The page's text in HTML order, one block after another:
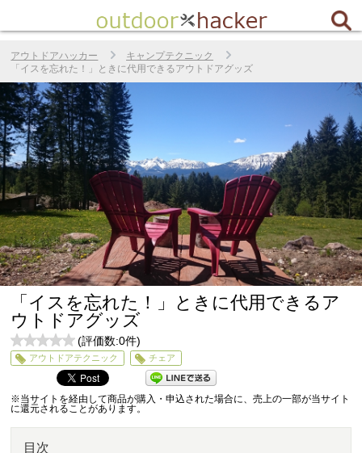
アウトドアハッカー
キャンプテクニック
「イスを忘れた！」ときに代用できるアウトドアグッズ
「イスを忘れた！」ときに代用できるア
ウトドアグッズ
0
5
(評価数:0件)
アウトドアテクニック チェア
※当サイトを経由して商品が購入・申込された場合に、売上の一部が当サイト
に還元されることがあります。
目次